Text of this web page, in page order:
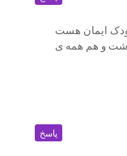
ایمان هست
و هم همه ی
پاسخ